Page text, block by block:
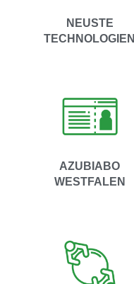
NEUSTE
TECHNOLOGIEN
AZUBIABO
WESTFALEN